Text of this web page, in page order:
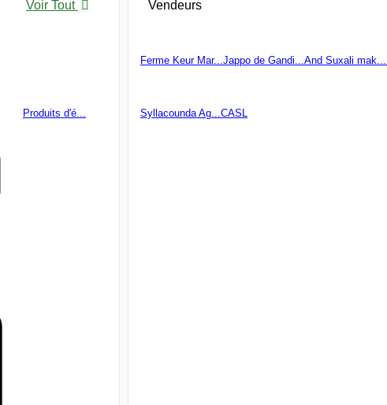
Voir Tout
Produits d'é...
Vendeurs
Ferme Keur Mar... Jappo de Gandi... And Suxali mak...
Syllacounda Ag... CASL